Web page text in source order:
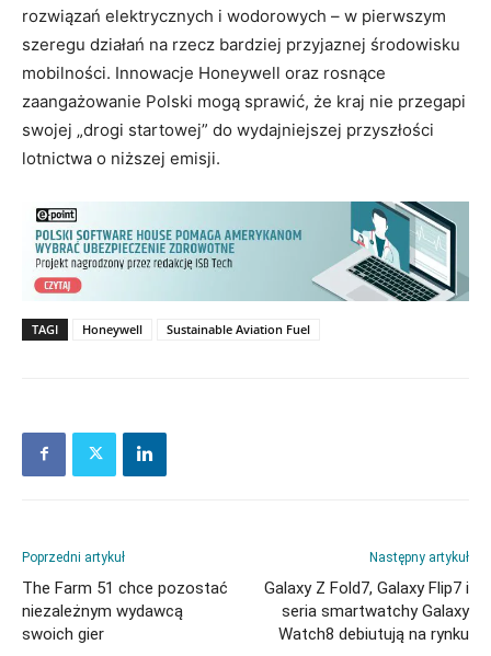
rozwiązań elektrycznych i wodorowych – w pierwszym
szeregu działań na rzecz bardziej przyjaznej środowisku
mobilności. Innowacje Honeywell oraz rosnące
zaangażowanie Polski mogą sprawić, że kraj nie przegapi
swojej „drogi startowej” do wydajniejszej przyszłości
lotnictwa o niższej emisji.
TAGI Honeywell Sustainable Aviation Fuel
Poprzedni artykuł
The Farm 51 chce pozostać
niezależnym wydawcą
swoich gier
Następny artykuł
Galaxy Z Fold7, Galaxy Flip7 i
seria smartwatchy Galaxy
Watch8 debiutują na rynku